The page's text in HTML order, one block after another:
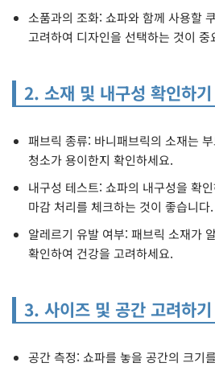
소품과의 조화: 쇼파와 함께 사용할
고려하여 디자인을 선택하는 것이 중
2. 소재 및 내구성 확인하
패브릭 종류: 바니패브릭의 소재는
청소가 용이한지 확인하세요.
내구성 테스트: 쇼파의 내구성을 확
마감 처리를 체크하는 것이 좋습니다.
알레르기 유발 여부: 패브릭 소재가
확인하여 건강을 고려하세요.
3. 사이즈 및 공간 고려하
공간 측정: 쇼파를 놓을 공간의 크기